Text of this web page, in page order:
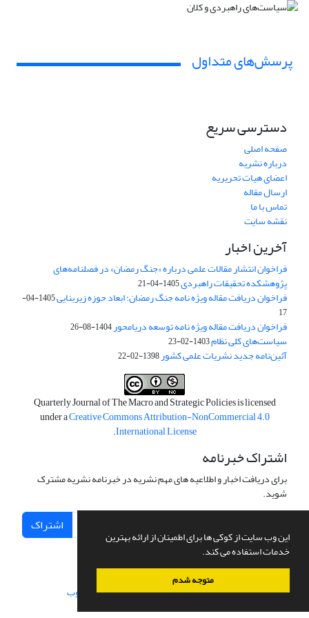
این وب سایت از کوکی ها برای اطمینان از ارائه بهترین
خدمات استفاده می کند.
متوجه شدم
پرسش‌های متداول
دسترسی سریع
صفحه اصلی
درباره نشریه
اعضای هیات تحریریه
ارسال مقاله
تماس با ما
نقشه سایت
آخرین اخبار
فراخوان انتشار مقالات علمی درباره «جنگ رمضان» در فصلنامه‌های
پژوهشکده تحقیقات راهبردی1405-04-21
فراخوان دریافت مقاله ویژه نامه جنگ رمضان؛ ابعاد حوزه زیربنایی
1405-04-
17
فراخوان دریافت مقاله ویژه نامه توسعه دریامحور1404-08-26
سیاست‌های کلی نظام1403-02-23
آئین‌نامه جدید نشریات علمی کشور1398-02-22
Quarterly Journal of The Macro and Strategic Policies is licensed
under aCreative Commons Attribution-NonCommercial 4.0
International License
.
اشتراک خبرنامه
برای دریافت اخبار و اطلاعیه های مهم نشریه در خبرنامه نشریه مشترک
شوید.
اشتراک
سامانه مدیریت نشریات علمی.طراحی و پیاده سازی از سیناوب